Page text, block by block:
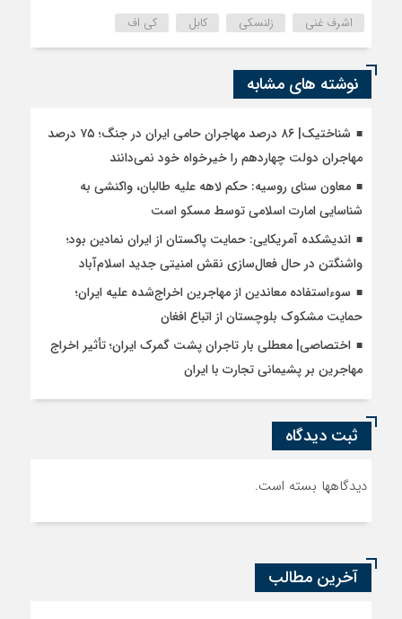
اشرف غنی زلنسکی کابل کی اف
نوشته های مشابه
شناختیک| ۸۶ درصد مهاجران حامی ایران در جنگ؛ ۷۵ درصد
مهاجران دولت چهاردهم را خیرخواه خود نمی‌دانند
معاون سنای روسیه: حکم لاهه علیه طالبان، واکنشی به
شناسایی امارت اسلامی توسط مسکو است
اندیشکده آمریکایی: حمایت پاکستان از ایران نمادین بود؛
واشنگتن در حال فعال‌سازی نقش امنیتی جدید اسلام‌آباد
سوءاستفاده معاندین از مهاجرین اخراج‌شده علیه ایران؛
حمایت مشکوک بلوچستان از اتباع افغان
اختصاصی| معطلی بار تاجران پشت گمرک ایران؛ تأثیر اخراج
مهاجرین بر پشیمانی تجارت با ایران
ثبت دیدگاه
دیدگاهها بسته است.
آخرین مطالب